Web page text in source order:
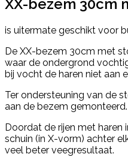
XX-bezem 30cm
is uitermate geschikt voor
De XX-bezem 30cm met
waar de ondergrond
bij vocht de haren niet aan
Ter ondersteuning van de
aan de bezem gemonteerd.
Doordat de rijen met
schuin (in X-vorm) achter
veel beter veegresultaat.